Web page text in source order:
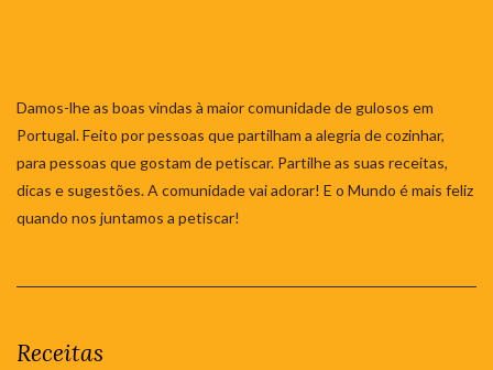
Damos-lhe as boas vindas à maior comunidade de gulosos em
Portugal. Feito por pessoas que partilham a alegria de cozinhar,
para pessoas que gostam de petiscar. Partilhe as suas receitas,
dicas e sugestões. A comunidade vai adorar! E o Mundo é mais feliz
quando nos juntamos a petiscar!
Receitas